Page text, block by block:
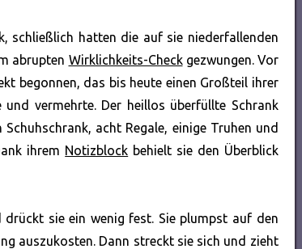
schließlich hatten die auf sie niederfallenden
abrupten Wirklichkeits-Checkgezwungen. Vor
begonnen, das bis heute einen Großteil ihrer
vermehrte. Der heillos überfüllte Schrank
acht Regale, einige Truhen und
ihrem Notizblock behielt sie den Überblick
sie ein wenig fest. Sie plumpst auf den
auszukosten. Dann streckt sie sich und zieht